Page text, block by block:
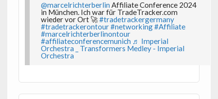
@marcelrichterberlin Affiliate Conference 2024
in München. Ich war für TradeTracker.com
wieder vor Ort 🚀#tradetrackergermany
#tradetrackerontour#networking#Affiliate
#marcelrichterberlinontour
#affiliateconferencemunich ♬ Imperial
Orchestra _ Transformers Medley - Imperial
Orchestra